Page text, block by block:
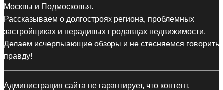
Москвы и Подмосковья.
Рассказываем о долгостроях региона, проблемных
застройщиках и нерадивых продавцах недвижимости.
Делаем исчерпыающие обзоры и не стесняемся говорить
правду!
Администрация сайта не гарантирует, что контент,